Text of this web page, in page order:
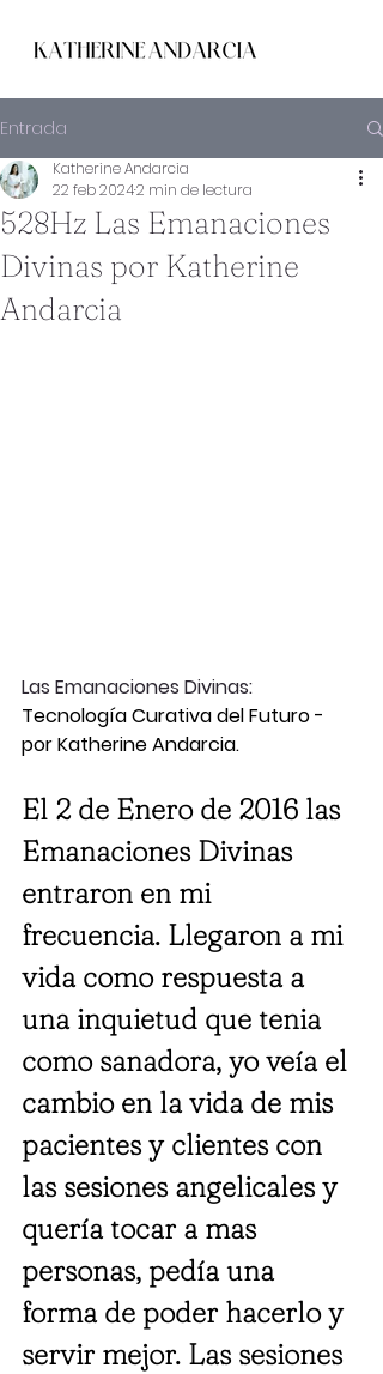
Entrada
528Hz Las Emanaciones
Divinas por Katherine
Andarcia
Katherine Andarcia
22 feb 20242 min de lectura
Las Emanaciones Divinas:
Tecnología Curativa del Futuro -
por Katherine Andarcia.
El 2 de Enero de 2016 las
Emanaciones Divinas
entraron en mi
frecuencia. Llegaron a mi
vida como respuesta a
una inquietud que tenia
como sanadora, yo veía el
cambio en la vida de mis
pacientes y clientes con
las sesiones angelicales y
quería tocar a mas
personas, pedía una
forma de poder hacerlo y
servir mejor. Las sesiones